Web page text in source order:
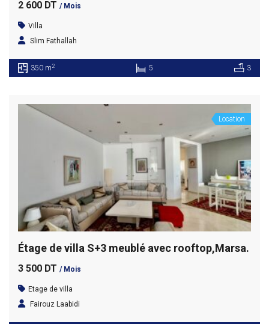
2 600 DT / Mois
Villa
Slim Fathallah
350 m2 5 3
Location
Étage de villa S+3 meublé avec rooftop,Marsa.
3 500 DT / Mois
Etage de villa
Fairouz Laabidi